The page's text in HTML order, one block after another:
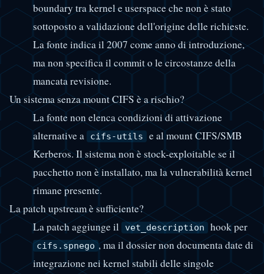
boundary tra kernel e userspace che non è stato
sottoposto a validazione dell'origine delle richieste.
La fonte indica il 2007 come anno di introduzione,
ma non specifica il commit o le circostanze della
mancata revisione.
Un sistema senza mount CIFS è a rischio?
La fonte non elenca condizioni di attivazione
alternative a
cifs-utils
e al mount CIFS/SMB
Kerberos. Il sistema non è stock-exploitable se il
pacchetto non è installato, ma la vulnerabilità kernel
rimane presente.
La patch upstream è sufficiente?
La patch aggiunge il
vet_description hook per
cifs.spnego , ma il dossier non documenta date di
integrazione nei kernel stabili delle singole